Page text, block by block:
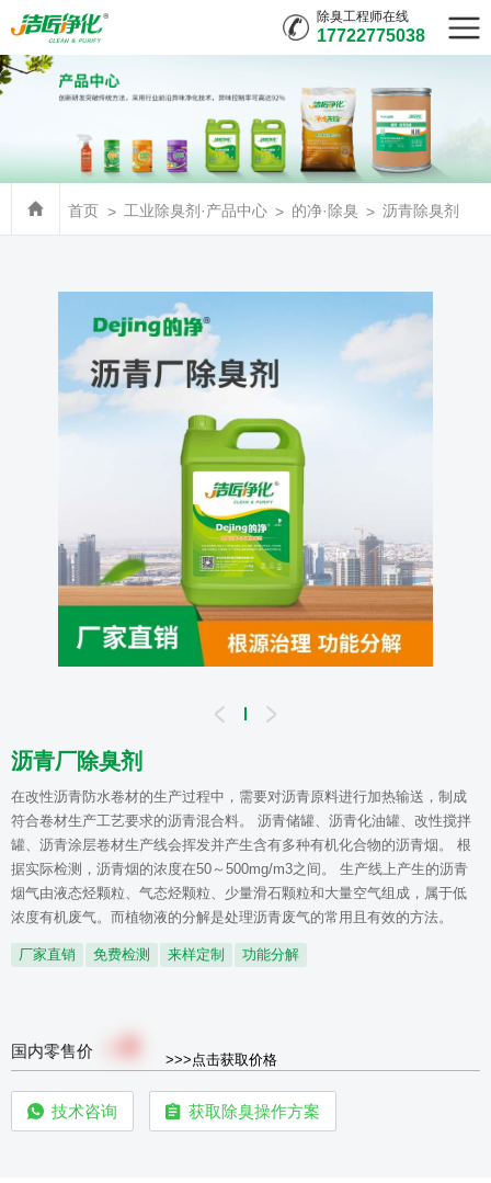
除臭工程师在线
17722775038
首页 工业除臭剂·产品中心 的净·除臭 沥青除臭剂
沥青厂除臭剂
在改性沥青防水卷材的生产过程中，需要对沥青原料进行加热输送，制成
符合卷材生产工艺要求的沥青混合料。 沥青储罐、沥青化油罐、改性搅拌
罐、沥青涂层卷材生产线会挥发并产生含有多种有机化合物的沥青烟。 根
据实际检测，沥青烟的浓度在50～500mg/m3之间。 生产线上产生的沥青
烟气由液态烃颗粒、气态烃颗粒、少量滑石颗粒和大量空气组成，属于低
浓度有机废气。而植物液的分解是处理沥青废气的常用且有效的方法。
厂家直销 免费检测 来样定制 功能分解
国内零售价 0 >>>点击获取价格
技术咨询 获取除臭操作方案